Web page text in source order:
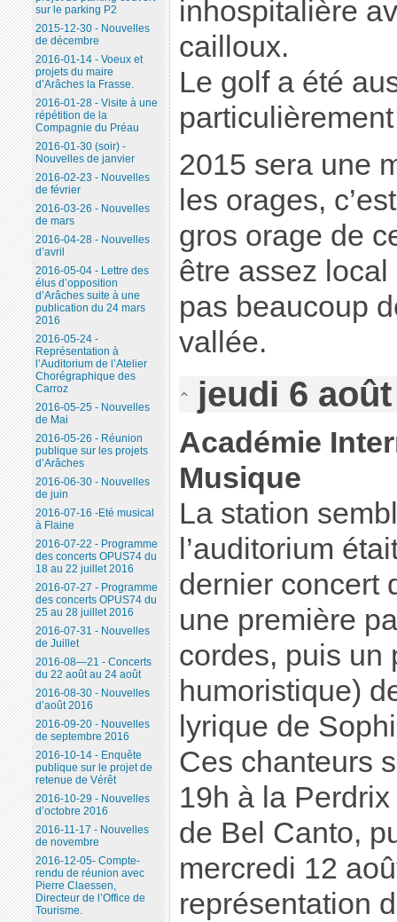
inhospitalière
cailloux.
Le golf a été
2015 sera une
les orages,
gros orage de
être assez
pas beaucoup
vallée.
jeudi 6
Académie
Musique
La station
l’auditorium
dernier concert
une première
cordes, puis un
humoristique)
lyrique de
Ces chanteurs
19h à la
de Bel Canto,
mercredi 12
représentation
sur le parking P2
2015-12-30 - Nouvelles
de décembre
2016-01-14 - Voeux et
projets du maire
d’Arâches la Frasse.
2016-01-28 - Visite à une
répétition de la
Compagnie du Préau
2016-01-30 (soir) -
Nouvelles de janvier
2016-02-23 - Nouvelles
de février
2016-03-26 - Nouvelles
de mars
2016-04-28 - Nouvelles
d’avril
2016-05-04 - Lettre des
élus d’opposition
d’Arâches suite à une
publication du 24 mars
2016
2016-05-24 -
Représentation à
l’Auditorium de l’Atelier
Chorégraphique des
Carroz
2016-05-25 - Nouvelles
de Mai
2016-05-26 - Réunion
publique sur les projets
d’Arâches
2016-06-30 - Nouvelles
de juin
2016-07-16 -Eté musical
à Flaine
2016-07-22 - Programme
des concerts OPUS74 du
18 au 22 juillet 2016
2016-07-27 - Programme
des concerts OPUS74 du
25 au 28 juillet 2016
2016-07-31 - Nouvelles
de Juillet
2016-08—21 - Concerts
du 22 août au 24 août
2016-08-30 - Nouvelles
d’août 2016
2016-09-20 - Nouvelles
de septembre 2016
2016-10-14 - Enquête
publique sur le projet de
retenue de Vérêt
2016-10-29 - Nouvelles
d’octobre 2016
2016-11-17 - Nouvelles
de novembre
2016-12-05- Compte-
rendu de réunion avec
Pierre Claessen,
Directeur de l’Office de
Tourisme.